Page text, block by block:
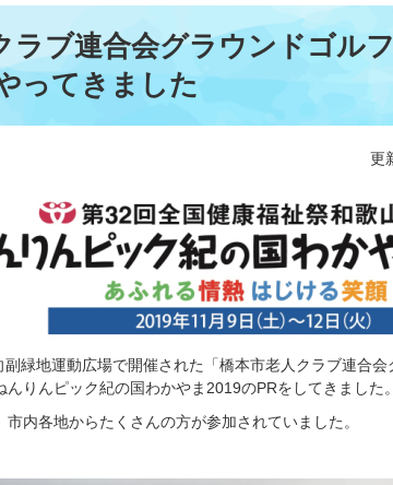
ラブ連合会グラウンドゴル
ってきました
更
緑地運動広場で開催された「橋本市老人クラブ連合
りんピック紀の国わかやま2019のPRをしてきました。
内各地からたくさんの方が参加されていました。